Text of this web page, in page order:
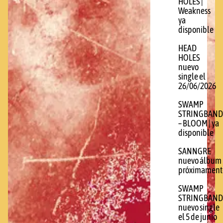
Weakness
ya
disponible
HEAD
HOLES
nuevo
single el
26/06/2026
SWAMP
STRINGBAND
– BLOOM | ya
disponible
SANNGRE
nuevo álbum
SWAMP
STRINGBAND
nuevo single
el 5 de junio